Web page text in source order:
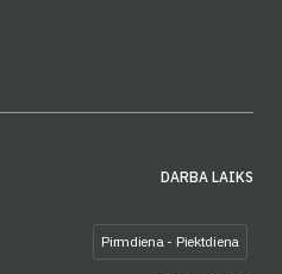
DARBA LAIKS
Pirmdiena - Piektdiena